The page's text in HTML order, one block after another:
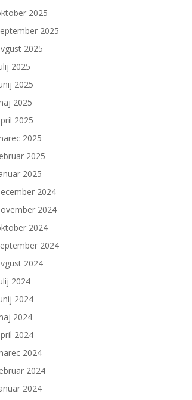
2025
2025
2025
2025
2025
2025
2025
2025
2025
2025
2024
2024
2024
2024
2024
2024
2024
2024
2024
2024
2024
2024